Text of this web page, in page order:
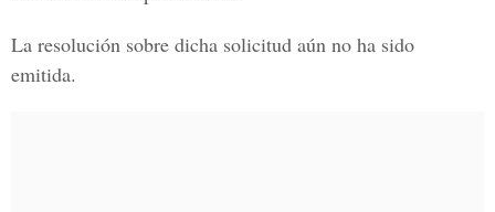
La resolución sobre dicha solicitud aún no ha sido
emitida.